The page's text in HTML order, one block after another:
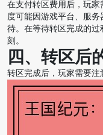
在支付转区费用后，玩
度可能因游戏平台、服
待。在等待转区完成的
刻。
四、转区后
转区完成后，玩家需要注